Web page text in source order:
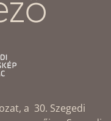
a 30. Szegedi